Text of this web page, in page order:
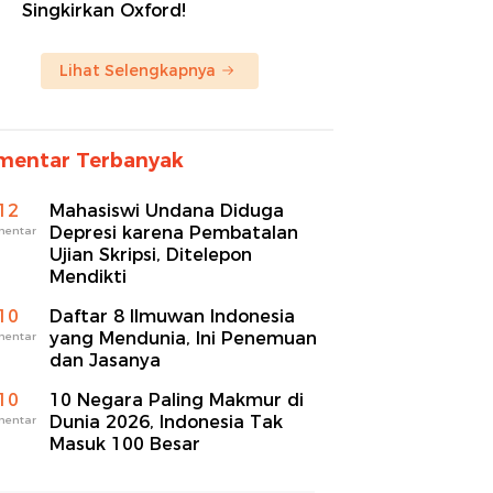
Singkirkan Oxford!
Lihat Selengkapnya
Terbanyak
Mahasiswi Undana Diduga
Depresi karena Pembatalan
Ujian Skripsi, Ditelepon
Mendikti
Daftar 8 Ilmuwan Indonesia
yang Mendunia, Ini Penemuan
dan Jasanya
10 Negara Paling Makmur di
Dunia 2026, Indonesia Tak
Masuk 100 Besar